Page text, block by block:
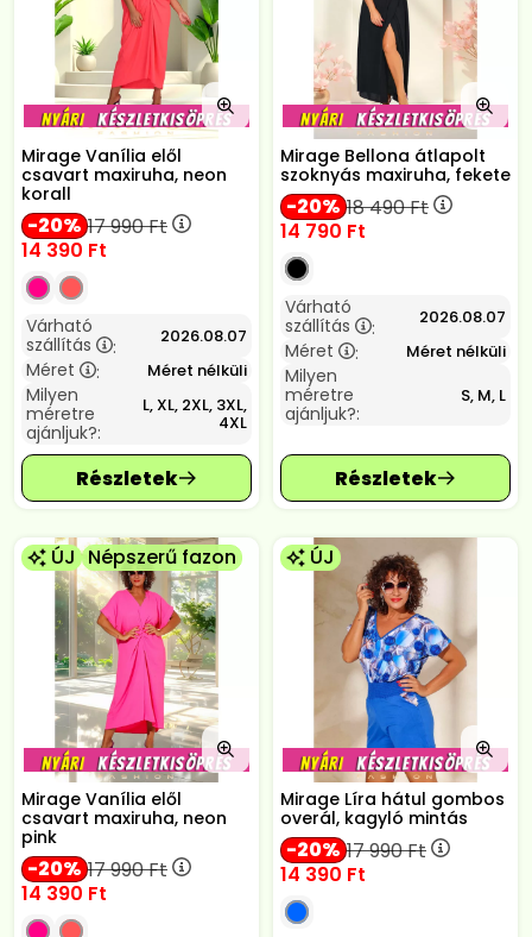
Mirage Vanília elől
csavart maxiruha, neon
korall
20 17 990Ft
14 390 Ft
Várható
szállítás
: 2026.08.07
Méret : Méret nélküli
Milyen
méretre
ajánljuk?:
L, XL, 2XL, 3XL,
4XL
Mirage Bellona átlapolt
szoknyás maxiruha, fekete
20 18 490Ft
14 790 Ft
Várható
szállítás
: 2026.08.07
Méret : Méret nélküli
Milyen
méretre
ajánljuk?:
S, M, L
ÚJ Népszerű fazon
Mirage Vanília elől
csavart maxiruha, neon
pink
20 17 990Ft
14 390 Ft
ÚJ
Mirage Líra hátul gombos
overál, kagyló mintás
20 17 990Ft
14 390 Ft